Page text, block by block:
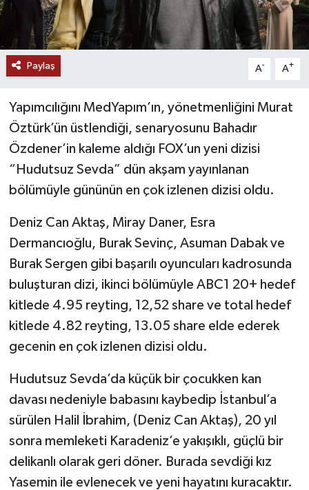
Paylaş A- A+
Yapımcılığını MedYapım’ın, yönetmenliğini Murat
Öztürk’ün üstlendiği, senaryosunu Bahadır
Özdener’in kaleme aldığı FOX’un yeni dizisi
“Hudutsuz Sevda” dün akşam yayınlanan
bölümüyle gününün en çok izlenen dizisi oldu.
Deniz Can Aktaş, Miray Daner, Esra
Dermancıoğlu, Burak Sevinç, Asuman Dabak ve
Burak Sergen gibi başarılı oyuncuları kadrosunda
buluşturan dizi, ikinci bölümüyle ABC1 20+ hedef
kitlede 4.95 reyting, 12,52 share ve total hedef
kitlede 4.82 reyting, 13.05 share elde ederek
gecenin en çok izlenen dizisi oldu.
Hudutsuz Sevda’da küçük bir çocukken kan
davası nedeniyle babasını kaybedip İstanbul’a
sürülen Halil İbrahim, (Deniz Can Aktaş), 20 yıl
sonra memleketi Karadeniz’e yakışıklı, güçlü bir
delikanlı olarak geri döner. Burada sevdiği kız
Yasemin ile evlenecek ve yeni hayatını kuracaktır.